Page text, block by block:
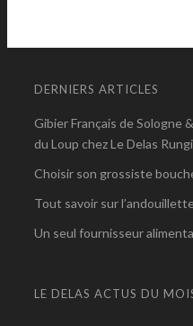
DERNIERS ARTICLES
Gibier Français de Sologne
du Loup chez Le Delas
Choisir son grossiste
Tout savoir sur
Un seul fournisseur
LE DELAS ACTUS DU